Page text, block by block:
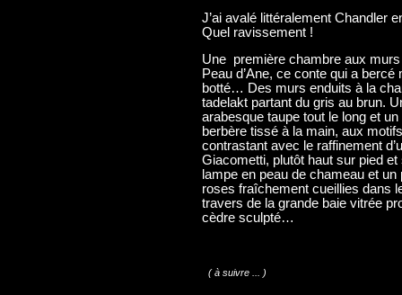
J’ai avalé littéralement Chandler
Quel ravissement !
Une première chambre aux
Peau d’Ane, ce conte qui a
botté… Des murs enduits à la
tadelakt partant du gris au brun.
arabesque taupe tout le long et
berbère tissé à la main, aux
contrastant avec le raffinement
Giacometti, plutôt haut sur pied
lampe en peau de chameau et
roses fraîchement cueillies dans
travers de la grande baie vitrée
cèdre sculpté…
( à suivre ... )